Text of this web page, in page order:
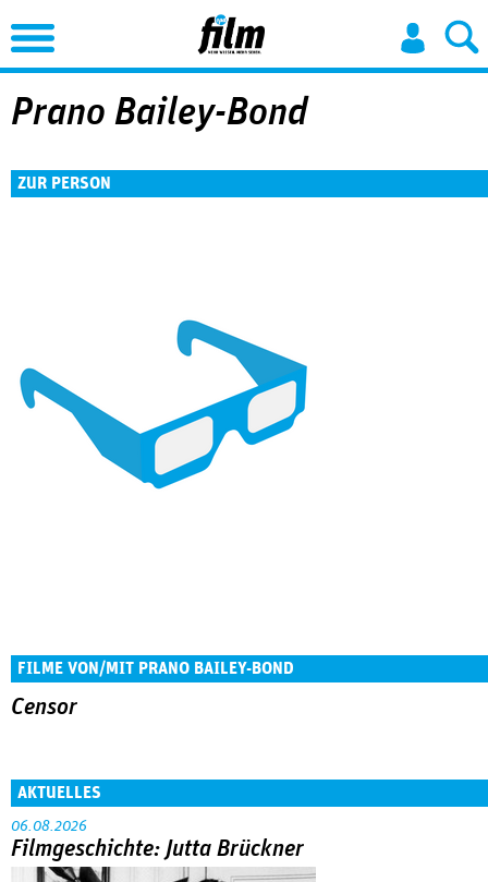
Jump to Navigation
Prano Bailey-Bond
ZUR PERSON
FILME VON/MIT PRANO BAILEY-BOND
Censor
AKTUELLES
06.08.2026
Filmgeschichte: Jutta Brückner